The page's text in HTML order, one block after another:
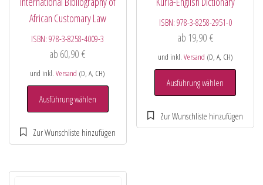
African Customary Law
ISBN:978-3-8258-4009-3
ab 60,90€
und inkl.Versand (D, A, CH)
Ausführung wählen
ISBN: 978-3-8258-2951-0
ab 19,90 €
und inkl. Versand (D, A, CH)
Ausführung wählen